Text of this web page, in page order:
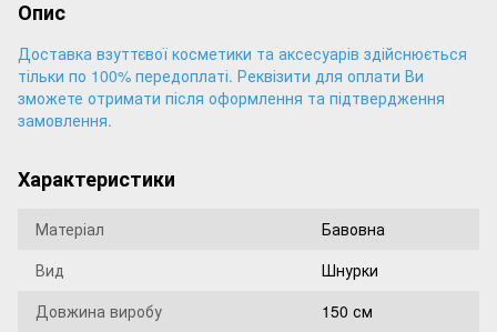
Опис
Доставка взуттєвої косметики та аксесуарів здійснюється
тільки по 100% передоплаті. Реквізити для оплати Ви
зможете отримати після оформлення та підтвердження
замовлення.
Характеристики
Матеріал
Бавовна
Вид
Шнурки
Довжина виробу
150 см